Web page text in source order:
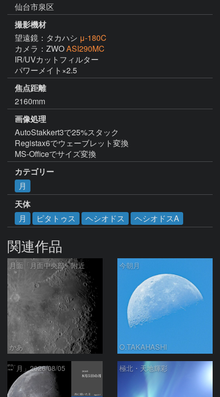
仙台市泉区
撮影機材
望遠鏡：タカハシ μ-180C
カメラ：ZWOASI290MC
IR/UVカットフィルター
パワーメイト×2.5
焦点距離
2160mm
画像処理
AutoStakkert3で25%スタック
Registax6でウェーブレット変換
MS-Officeでサイズ変換
カテゴリー
月
天体
月
ピタトゥス ヘシオドス ヘシオドスA
関連作品
月面「月面中央部」附近
かあ
今朝月
O.TAKAHASHI
「月」2026/08/05 極北・天地輝彩